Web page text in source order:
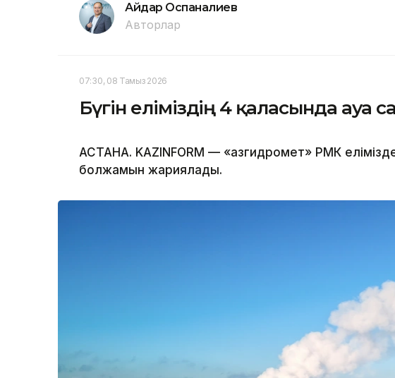
Айдар Оспаналиев
Авторлар
07:30, 08 Тамыз 2026
Бүгін еліміздің 4 қаласында
АСТАНА. KAZINFORM — «Қазгидромет» РМК
болжамын жариялады.